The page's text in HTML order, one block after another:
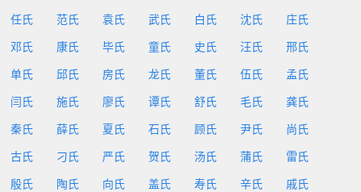
任氏 范氏 袁氏 武氏 白氏 沈氏 庄氏
邓氏 康氏 毕氏 童氏 史氏 汪氏 邢氏
单氏 邱氏 房氏 龙氏 董氏 伍氏 孟氏
闫氏 施氏 廖氏 谭氏 舒氏 毛氏 龚氏
秦氏 薛氏 夏氏 石氏 顾氏 尹氏 尚氏
古氏 刁氏 严氏 贺氏 汤氏 蒲氏 雷氏
殷氏 陶氏 向氏 盖氏 寿氏 辛氏 戚氏